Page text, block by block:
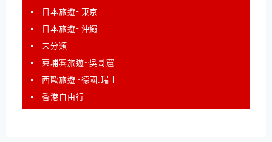
日本旅遊~東京
日本旅遊~沖繩
未分類
柬埔寨旅遊~吳哥窟
西歐旅遊~德國.瑞士
香港自由行